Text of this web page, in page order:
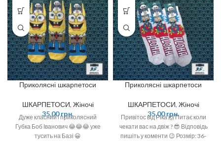
Приколясні шкарпетоси
ШКАРПЕТОСИ, Жіночі
35,00грн.
Дуже класний і приколясний
Губка Боб Іванович 😂😂😂 уже
тусить на Базі 😀
Приколясні шкарпетоси
ШКАРПЕТОСИ, Жіночі
35,00грн.
Привітос від Ріка 🙌 Питає коли
чекати вас на двіж ? 😎 Відповідь
пишіть у коменти 😉 Розмір: 36-